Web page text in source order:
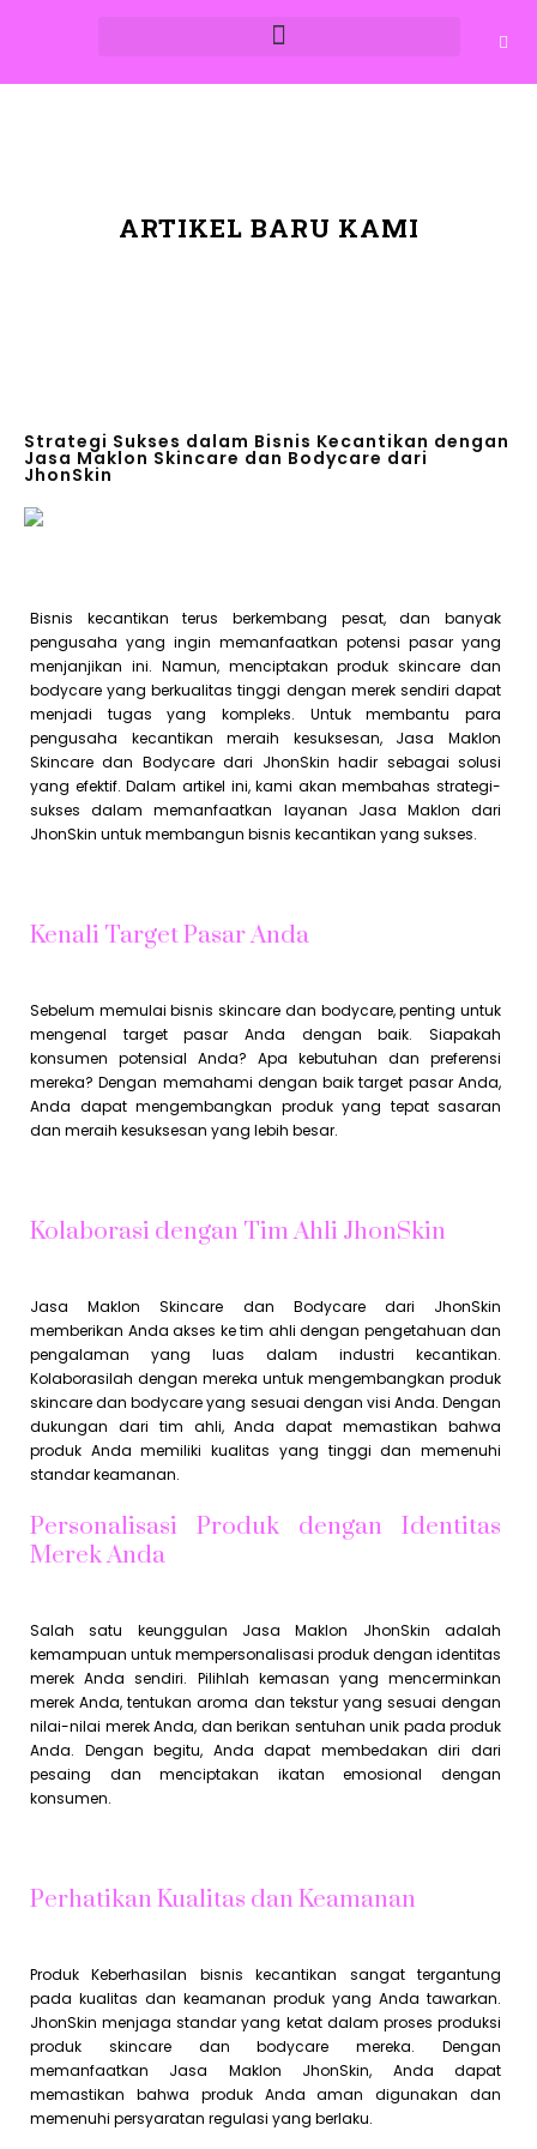
ARTIKEL BARU KAMI
Strategi Sukses dalam Bisnis Kecantikan dengan
Jasa Maklon Skincare dan Bodycare dari
JhonSkin
Bisnis kecantikan terus berkembang pesat, dan banyak
pengusaha yang ingin memanfaatkan potensi pasar yang
menjanjikan ini. Namun, menciptakan produk skincare dan
bodycare yang berkualitas tinggi dengan merek sendiri dapat
menjadi tugas yang kompleks. Untuk membantu para
pengusaha kecantikan meraih kesuksesan, Jasa Maklon
Skincare dan Bodycare dari JhonSkin hadir sebagai solusi
yang efektif. Dalam artikel ini, kami akan membahas strategi-
sukses dalam memanfaatkan layanan Jasa Maklon dari
JhonSkin untuk membangun bisnis kecantikan yang sukses.
Kenali Target Pasar Anda
Sebelum memulai bisnis skincare dan bodycare, penting untuk
mengenal target pasar Anda dengan baik. Siapakah
konsumen potensial Anda? Apa kebutuhan dan preferensi
mereka? Dengan memahami dengan baik target pasar Anda,
Anda dapat mengembangkan produk yang tepat sasaran
dan meraih kesuksesan yang lebih besar.
Kolaborasi dengan Tim Ahli JhonSkin
Jasa Maklon Skincare dan Bodycare dari JhonSkin
memberikan Anda akses ke tim ahli dengan pengetahuan dan
pengalaman yang luas dalam industri kecantikan.
Kolaborasilah dengan mereka untuk mengembangkan produk
skincare dan bodycare yang sesuai dengan visi Anda. Dengan
dukungan dari tim ahli, Anda dapat memastikan bahwa
produk Anda memiliki kualitas yang tinggi dan memenuhi
standar keamanan.
Personalisasi Produk dengan Identitas
Merek Anda
Salah satu keunggulan Jasa Maklon JhonSkin adalah
kemampuan untuk mempersonalisasi produk dengan identitas
merek Anda sendiri. Pilihlah kemasan yang mencerminkan
merek Anda, tentukan aroma dan tekstur yang sesuai dengan
nilai-nilai merek Anda, dan berikan sentuhan unik pada produk
Anda. Dengan begitu, Anda dapat membedakan diri dari
pesaing dan menciptakan ikatan emosional dengan
konsumen.
Perhatikan Kualitas dan Keamanan
Produk Keberhasilan bisnis kecantikan sangat tergantung
pada kualitas dan keamanan produk yang Anda tawarkan.
JhonSkin menjaga standar yang ketat dalam proses produksi
produk skincare dan bodycare mereka. Dengan
memanfaatkan Jasa Maklon JhonSkin, Anda dapat
memastikan bahwa produk Anda aman digunakan dan
memenuhi persyaratan regulasi yang berlaku.